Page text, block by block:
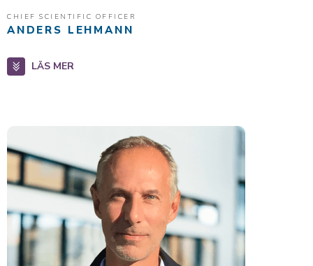
CHIEF SCIENTIFIC OFFICER
ANDERS LEHMANN
LÄS MER